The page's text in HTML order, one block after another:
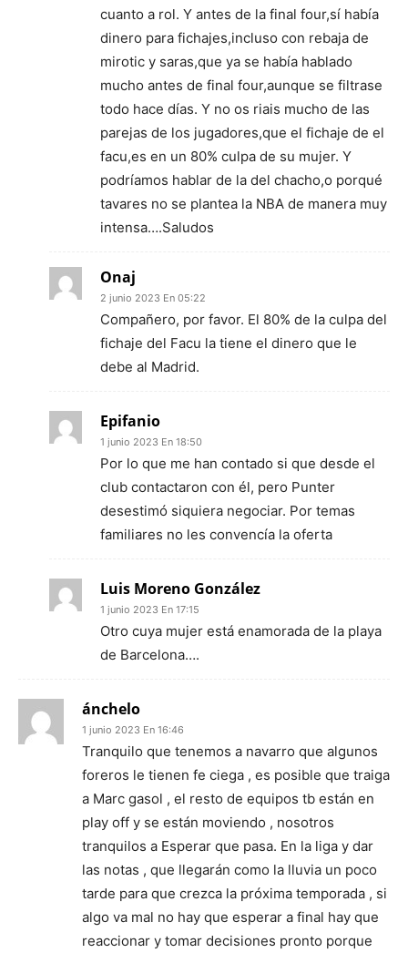
cuanto a rol. Y antes de la final four,sí había
dinero para fichajes,incluso con rebaja de
mirotic y saras,que ya se había hablado
mucho antes de final four,aunque se filtrase
todo hace días. Y no os riais mucho de las
parejas de los jugadores,que el fichaje de el
facu,es en un 80% culpa de su mujer. Y
podríamos hablar de la del chacho,o porqué
tavares no se plantea la NBA de manera muy
intensa….Saludos
Onaj
2 junio 2023 En 05:22
Compañero, por favor. El 80% de la culpa del
fichaje del Facu la tiene el dinero que le
debe al Madrid.
Epifanio
1 junio 2023 En 18:50
Por lo que me han contado si que desde el
club contactaron con él, pero Punter
desestimó siquiera negociar. Por temas
familiares no les convencía la oferta
Luis Moreno González
1 junio 2023 En 17:15
Otro cuya mujer está enamorada de la playa
de Barcelona….
ánchelo
1 junio 2023 En 16:46
Tranquilo que tenemos a navarro que algunos
foreros le tienen fe ciega , es posible que traiga
a Marc gasol , el resto de equipos tb están en
play off y se están moviendo , nosotros
tranquilos a Esperar que pasa. En la liga y dar
las notas , que llegarán como la lluvia un poco
tarde para que crezca la próxima temporada , si
algo va mal no hay que esperar a final hay que
reaccionar y tomar decisiones pronto porque